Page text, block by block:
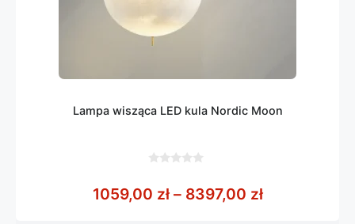
Lampa wisząca LED kula Nordic Moon
5
1059,00 zł – 8397,00 złZakres cen: